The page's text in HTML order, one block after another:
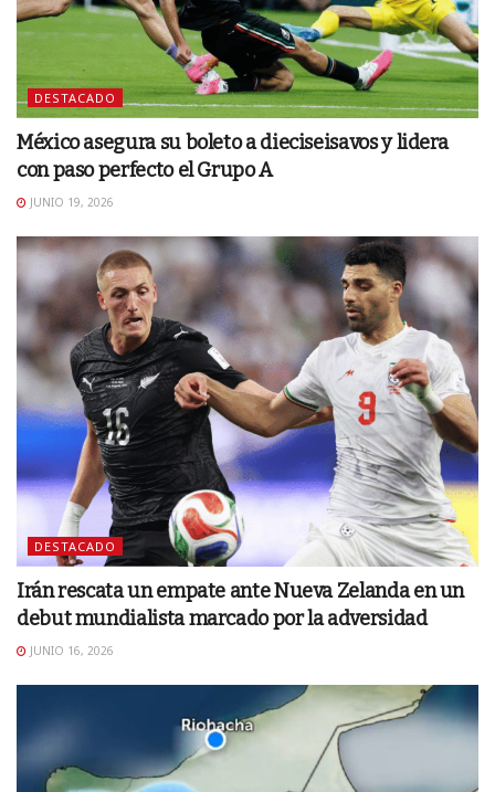
DESTACADO
México asegura su boleto a dieciseisavos y lidera
con paso perfecto el Grupo A
JUNIO 19, 2026
DESTACADO
Irán rescata un empate ante Nueva Zelanda en un
debut mundialista marcado por la adversidad
JUNIO 16, 2026